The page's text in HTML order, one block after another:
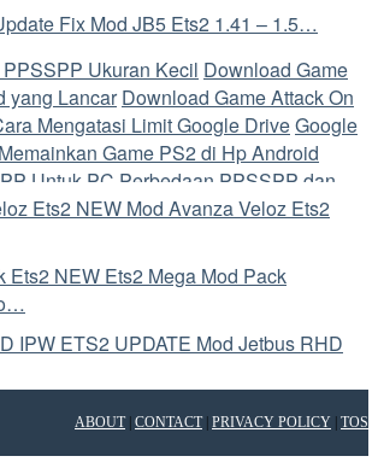
Fix Mod JB5 Ets2 1.41 – 1.5…
Ukuran Kecil Download Game
yang Lancar Download Game Attack On
Mengatasi Limit Google DriveGoogle
Game PS2 di Hp Android
Untuk PC Perbedaan PPSSPP dan
Memainkan Game PS2 di Android
dan CSO
Ke Rekening
Game Penghasil
11Cara Update Windows 11
Aplikasi Penghasil UangEts2
Terbaik
NEW Mod Avanza Veloz Ets2
NEW Ets2 Mega Mod Pack
UPDATE Mod Jetbus RHD
ABOUT| CONTACT| PRIVACY POLICY TOS